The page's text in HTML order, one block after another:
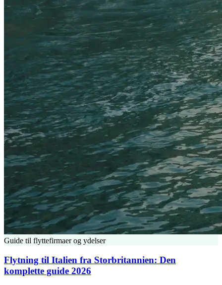
Guide til flyttefirmaer og ydelser
Flytning til Italien fra Storbritannien: Den
komplette guide 2026